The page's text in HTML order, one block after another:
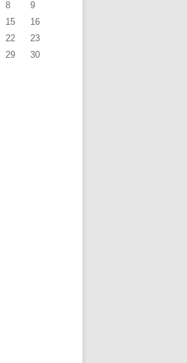
8
9
15
16
22
23
29
30